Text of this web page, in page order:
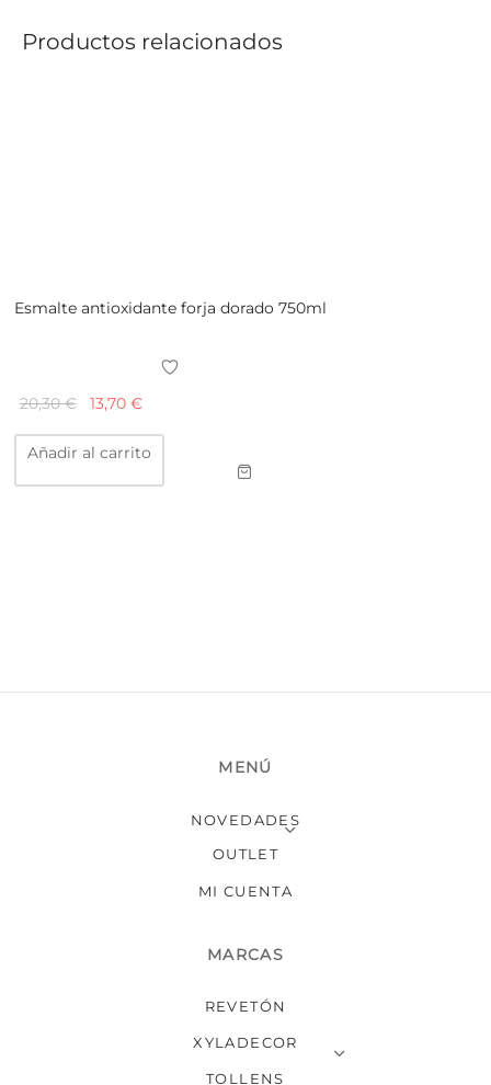
Productos relacionados
Esmalte antioxidante forja dorado 750ml
20,30€
El
precio
original
era:
13,70 €
precio
actual
es:
Añadir al carrito
MENÚ
NOVEDADES
OUTLET
MI CUENTA
MARCAS
REVETÓN
XYLADECOR
TOLLENS